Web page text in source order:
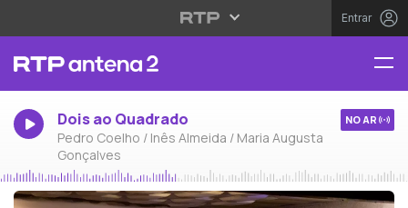
Entrar
Dois ao Quadrado
Pedro Coelho / Inês Almeida / Maria Augusta
Gonçalves
NO AR